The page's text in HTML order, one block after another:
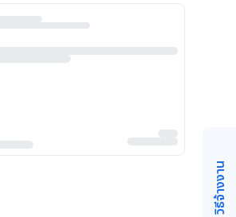
วิธีจ้างงาน